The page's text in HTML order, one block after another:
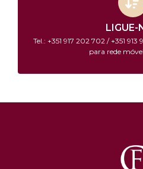
LIGUE-
Tel.: +351 917 202 702 / +351
para rede